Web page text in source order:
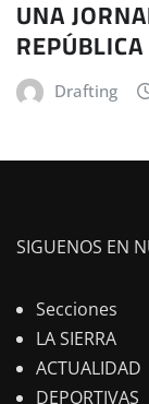
UNA
Drafting
SIGUENOS EN
Secciones
LA SIERRA
ACTUALIDAD
DEPORTIVAS